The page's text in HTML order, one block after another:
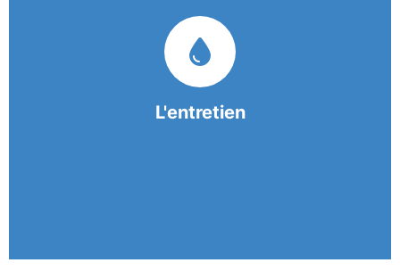
L'entretien
garantissent une prestation de nettoyage de
qualité.